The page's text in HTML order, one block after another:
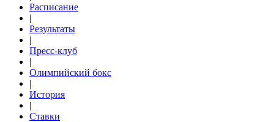
Расписание
|
Результаты
|
Пресс-клуб
|
Олимпийский бокс
|
История
|
Ставки